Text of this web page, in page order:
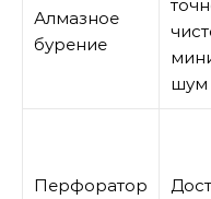
Алмазное
бурение
шум
Перфоратор